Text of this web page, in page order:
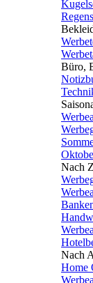
Büro,
Nach
Nach
Home